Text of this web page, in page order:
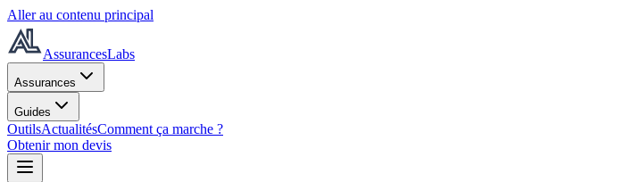
Aller au contenu principal
AssurancesLabs
Assurances
Guides
OutilsActualitésComment ça marche ?
Obtenir mon devis